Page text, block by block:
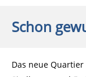
Schon
Das neue